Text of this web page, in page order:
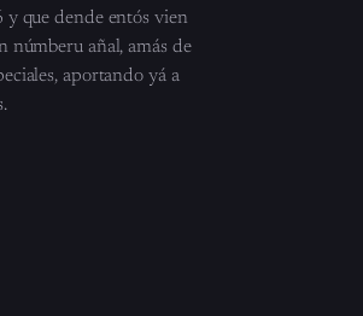
que dende entós vien
númberu añal, amás de
aportando yá a